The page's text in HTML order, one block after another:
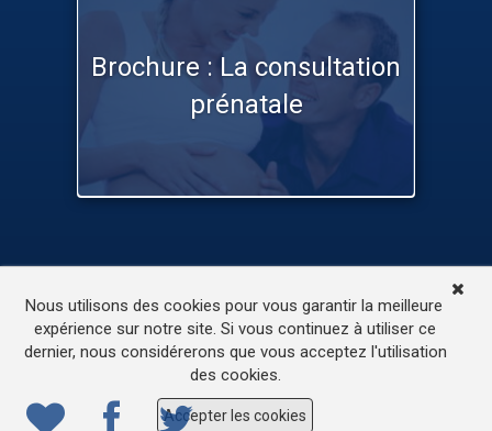
Brochure : La consultation
prénatale
L’accessibilité de ce site
© 2022ONE.be– Production : Dew production – Tous
droits réservés – Webdesign: Lokidor
Nous utilisons des cookies pour vous garantir la meilleure
expérience sur notre site. Si vous continuez à utiliser ce
dernier, nous considérerons que vous acceptez l'utilisation
des cookies.
Accepter les cookies